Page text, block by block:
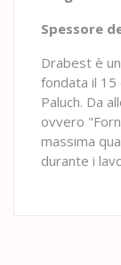
Spessore
Drabest è
fondata il 15
Paluch. Da
ovvero
massima
durante i